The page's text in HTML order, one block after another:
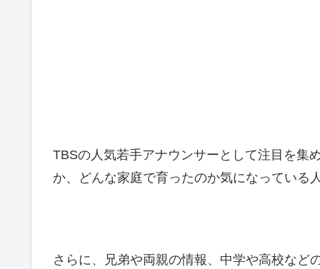
TBSの人気若手アナウンサーとして注目を集
か、どんな家庭で育ったのか気になっている
さらに、兄弟や両親の情報、中学や高校など